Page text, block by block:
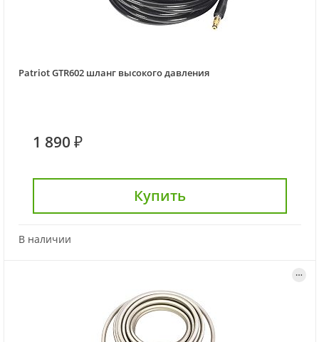
Patriot GTR602 шланг высокого давления
1 890 ₽
Купить
В наличии